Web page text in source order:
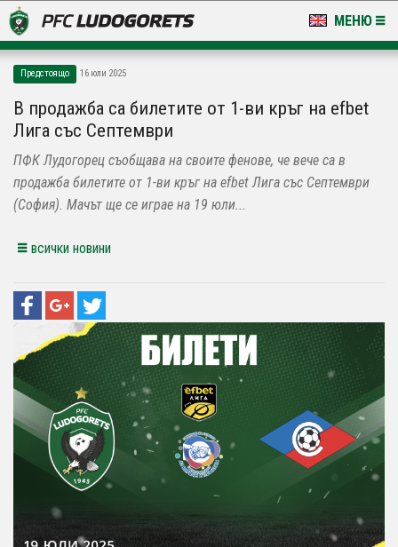
МЕНЮ
LUDOGORETS TV
НА ТЕРЕНА
СТАДИОН & БАЗИ
Предстоящо 16 юли 2025
В продажба са билетите от 1-ви кръг на efbet
Лига със Септември
ПФК Лудогорец съобщава на своите фенове, че вече са в
продажба билетите от 1-ви кръг на efbet Лига със Септември
(София). Мачът ще се играе на 19 юли...
всички новини